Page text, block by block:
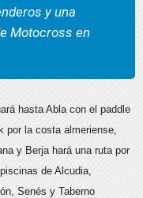
y una
Motocross en
hasta Abla con el paddle
por la costa almeriense,
y Berja hará una ruta por
de Alcudia,
Senés y Taberno